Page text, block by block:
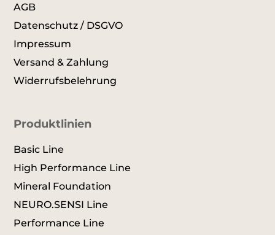
AGB
Datenschutz / DSGVO
Impressum
Versand & Zahlung
Widerrufsbelehrung
Produktlinien
Basic Line
High Performance Line
Mineral Foundation
NEURO.SENSI Line
Performance Line